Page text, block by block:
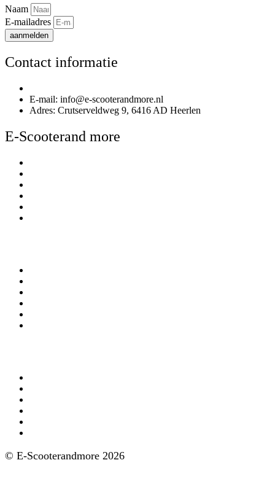
Naam
E-mailadres
aanmelden
Contact informatie
E-mail: info@e-scooterandmore.nl
Adres: Crutserveldweg 9, 6416 AD Heerlen
E-Scooterand more
© E-Scooterandmore 2026